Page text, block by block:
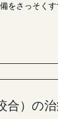
をさっそくす
合）の